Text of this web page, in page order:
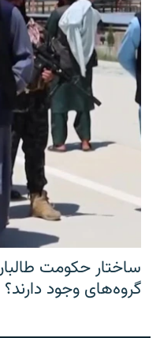
ساختار حکومت
گروه‌های وجود دارند؟